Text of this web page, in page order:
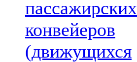
пассажирских
конвейеров
(движущихся